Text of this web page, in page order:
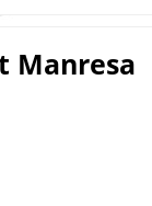
Manresa